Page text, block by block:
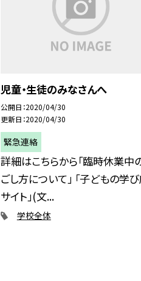
児童・生徒のみなさんへ
公開日 2020/04/30
更新日 2020/04/30
緊急連絡
詳細はこちらから「臨時休業中
ごし方について」 「子どもの学
サイト」(文...
学校全体